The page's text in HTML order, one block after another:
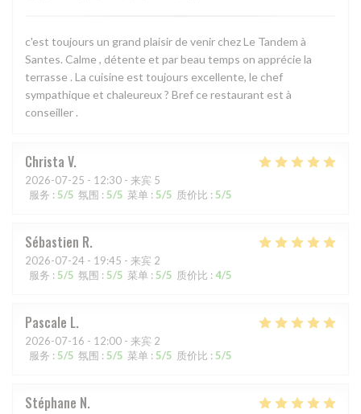
c'est toujours un grand plaisir de venir chez Le Tandem à
Santes. Calme , détente et par beau temps on apprécie la
terrasse . La cuisine est toujours excellente, le chef
sympathique et chaleureux ? Bref ce restaurant est à
conseiller .
Christa V
2026-07-25 - 12:30 - 来宾 5
服务 : 5/5 氛围 : 5/5 菜单 : 5/5 质价比 : 5/5
Sébastien R
2026-07-24 - 19:45 - 来宾 2
服务 : 5/5 氛围 : 5/5 菜单 : 5/5 质价比 : 4/5
Pascale L
2026-07-16 - 12:00 - 来宾 2
服务 : 5/5 氛围 : 5/5 菜单 : 5/5 质价比 : 5/5
Stéphane N